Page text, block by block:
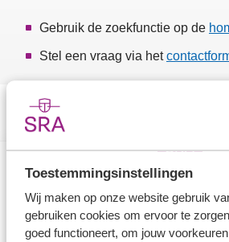
Toestemmingsinstellingen
Wij maken op onze website gebruik
gebruiken cookies om ervoor te
goed functioneert, om jouw
Gebruik de zoekfunctie op de
Stel een vraag via het
Stel je vaktechnische vraag